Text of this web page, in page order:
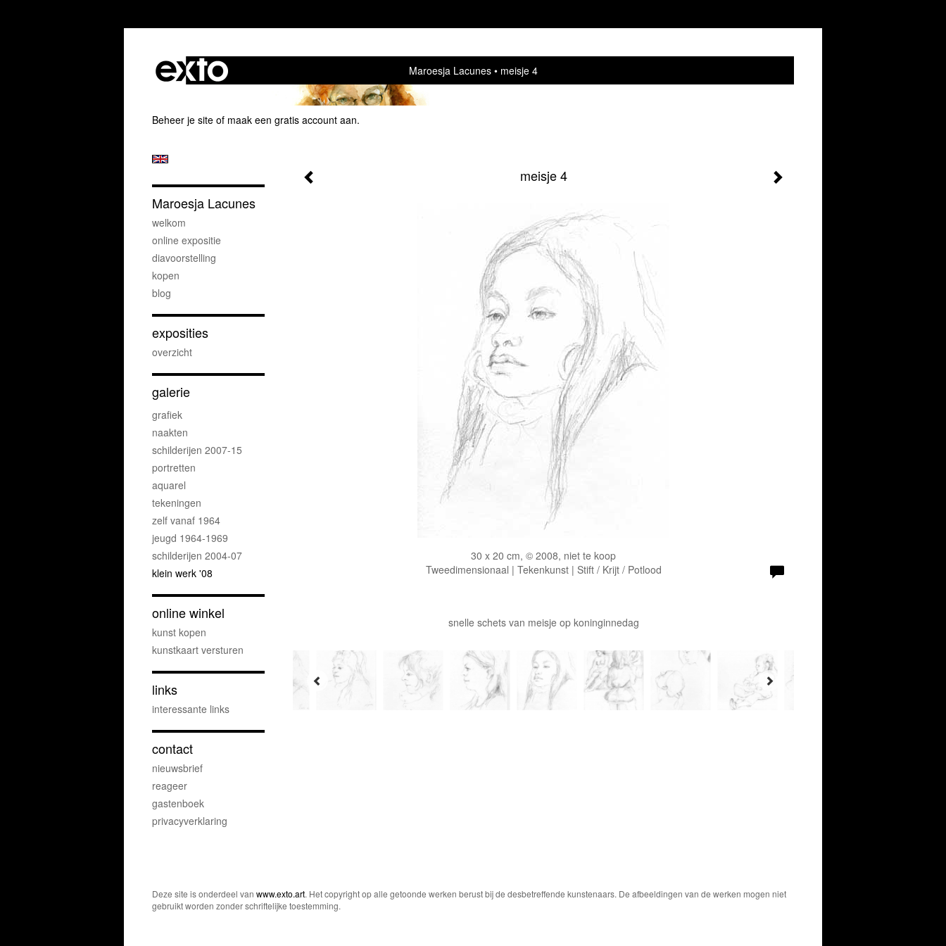
Maroesja Lacunes meisje 4
Beheer je site of maak een gratis account aan.
meisje 4
30 x 20 cm, © 2008, niet te koop
Tweedimensionaal | Tekenkunst | Stift / Krijt / Potlood
snelle schets van meisje op koninginnedag
Maroesja Lacunes
welkom
online expositie
diavoorstelling
kopen
blog
exposities
overzicht
galerie
grafiek
naakten
schilderijen 2007-15
portretten
aquarel
tekeningen
zelf vanaf 1964
jeugd 1964-1969
schilderijen 2004-07
klein werk '08
online winkel
kunst kopen
kunstkaart versturen
links
interessante links
contact
nieuwsbrief
reageer
gastenboek
privacyverklaring
Deze site is onderdeel van www.exto.art. Het copyright op alle getoonde werken berust bij de desbetreffende kunstenaars. De afbeeldingen van de werken mogen niet
gebruikt worden zonder schriftelijke toestemming.